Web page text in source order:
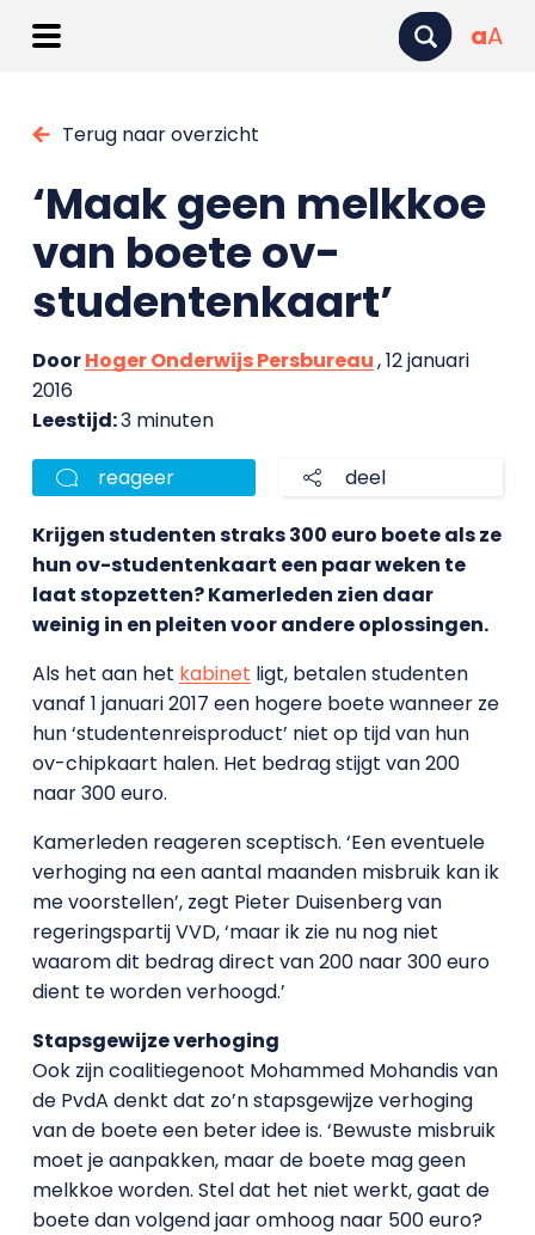
aA
Terug naar overzicht
‘Maak geen melkkoe
van boete ov-
studentenkaart’
DoorHoger Onderwijs Persbureau, 12 januari
2016
Leestijd:3 minuten
reageer deel
Krijgen studenten straks 300 euro boete als ze
hun ov-studentenkaart een paar weken te
laat stopzetten? Kamerleden zien daar
weinig in en pleiten voor andere oplossingen.
Als het aan het kabinet ligt, betalen studenten
vanaf 1 januari 2017 een hogere boete wanneer ze
hun ‘studentenreisproduct’ niet op tijd van hun
ov-chipkaart halen. Het bedrag stijgt van 200
naar 300 euro.
Kamerleden reageren sceptisch. ‘Een eventuele
verhoging na een aantal maanden misbruik kan ik
me voorstellen’, zegt Pieter Duisenberg van
regeringspartij VVD, ‘maar ik zie nu nog niet
waarom dit bedrag direct van 200 naar 300 euro
dient te worden verhoogd.’
Stapsgewijze verhoging
Ook zijn coalitiegenoot Mohammed Mohandis van
de PvdA denkt dat zo’n stapsgewijze verhoging
van de boete een beter idee is. ‘Bewuste misbruik
moet je aanpakken, maar de boete mag geen
melkkoe worden. Stel dat het niet werkt, gaat de
boete dan volgend jaar omhoog naar 500 euro?